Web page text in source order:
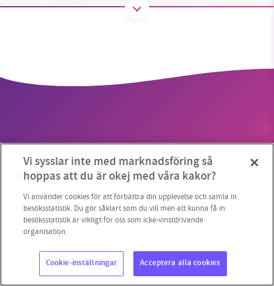
Copyright 2023 © Supermiljöbloggen Cookieinställningar
starten 2010 har vår ideella redaktion drivit
vill hjälpa oss.
Stötta vårt arbete genom att swisha en slant till
1231368703
Läs vad vi vill göra
Vi sysslar inte med marknadsföring så
hoppas att du är okej med våra kakor?
Vi använder cookies för att förbättra din upplevelse och samla in
besöksstatistik. Du gör såklart som du vill men att kunna få in
besöksstatistik är viktigt för oss som icke-vinstdrivande
organisation.
Cookie-inställningar Acceptera alla cookies